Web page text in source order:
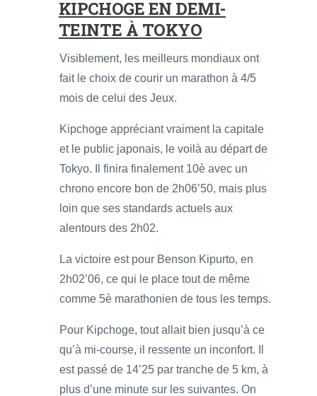
KIPCHOGE EN DEMI-
TEINTE À TOKYO
Visiblement, les meilleurs mondiaux ont
fait le choix de courir un marathon à 4/5
mois de celui des Jeux.
Kipchoge appréciant vraiment la capitale
et le public japonais, le voilà au départ de
Tokyo. Il finira finalement 10è avec un
chrono encore bon de 2h06’50, mais plus
loin que ses standards actuels aux
alentours des 2h02.
La victoire est pour Benson Kipurto, en
2h02’06, ce qui le place tout de même
comme 5è marathonien de tous les temps.
Pour Kipchoge, tout allait bien jusqu’à ce
qu’à mi-course, il ressente un inconfort. Il
est passé de 14’25 par tranche de 5 km, à
plus d’une minute sur les suivantes. On